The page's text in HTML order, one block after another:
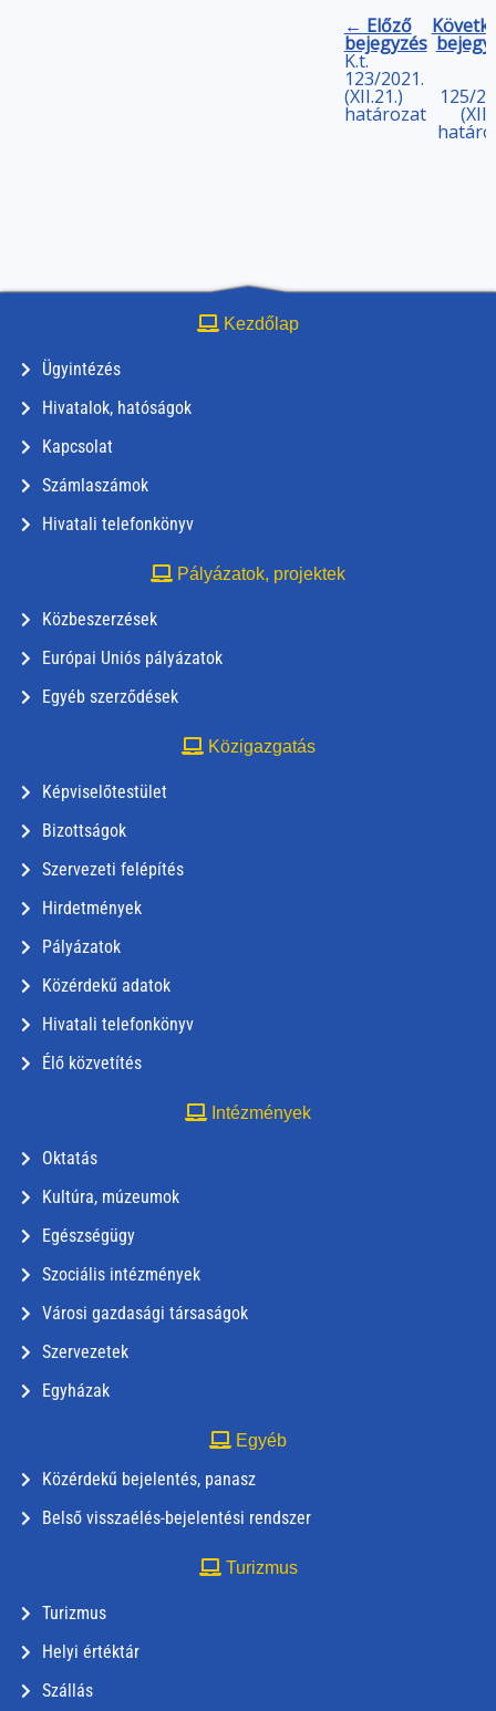
← Előző
bejegyzés
K.t.
123/2021.
(XII.21.)
határozat
125/
Kezdőlap
Ügyintézés
Hivatalok, hatóságok
Kapcsolat
Számlaszámok
Hivatali telefonkönyv
Pályázatok, projektek
Közbeszerzések
Európai Uniós pályázatok
Egyéb szerződések
Közigazgatás
Képviselőtestület
Bizottságok
Szervezeti felépítés
Hirdetmények
Pályázatok
Közérdekű adatok
Hivatali telefonkönyv
Élő közvetítés
Intézmények
Oktatás
Kultúra, múzeumok
Egészségügy
Szociális intézmények
Városi gazdasági társaságok
Szervezetek
Egyházak
Egyéb
Közérdekű bejelentés, panasz
Belső visszaélés-bejelentési rendszer
Turizmus
Turizmus
Helyi értéktár
Szállás